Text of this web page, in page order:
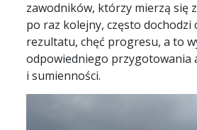
zawodników, którzy mierzą się
po raz kolejny, często dochodzi
rezultatu, chęć progresu, a to
odpowiedniego przygotowania
i sumienności.